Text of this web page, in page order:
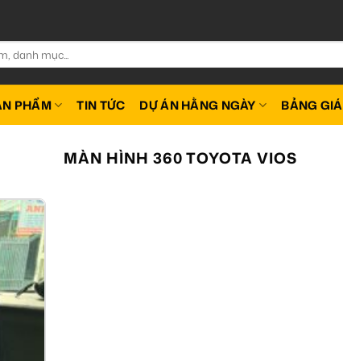
PHẨM TIN TỨC DỰ ÁN HẰNG NGÀY BẢNG GIÁ
MÀN HÌNH 360 TOYOTA VIOS